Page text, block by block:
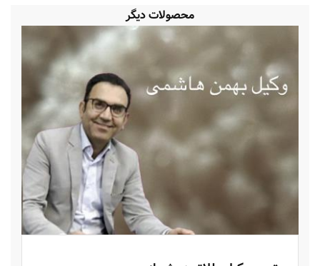
محصولات دیگر